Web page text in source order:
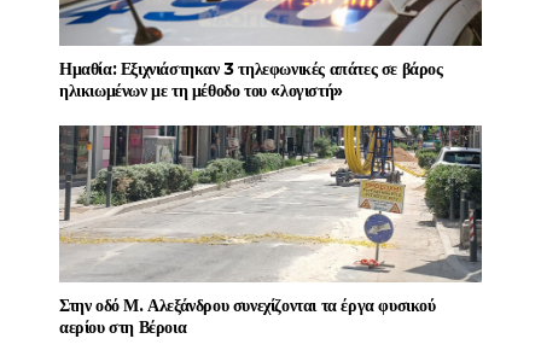
Ημαθία: Εξιχνιάστηκαν 3 τηλεφωνικές απάτες σε βάρος
ηλικιωμένων με τη μέθοδο του «λογιστή»
Στην οδό Μ. Αλεξάνδρου συνεχίζονται τα έργα φυσικού
αερίου στη Βέροια